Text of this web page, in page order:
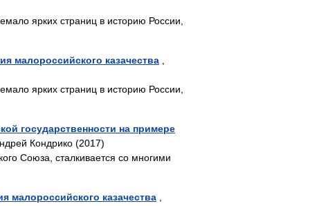
ярких страниц в историю России,
малороссийского казачества
ярких страниц в историю России,
государственности на примере
Кондрико (2017)
Союза, сталкивается со многими
малороссийского казачества